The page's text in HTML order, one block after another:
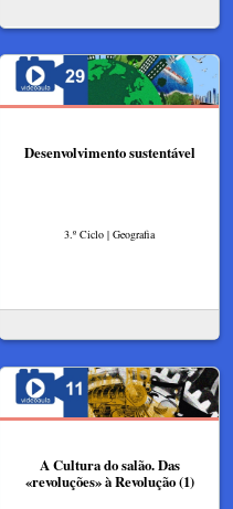
Desenvolvimento sustentável
3.º Ciclo | Geografia
A Cultura do salão. Das
«revoluções» à Revolução (1)